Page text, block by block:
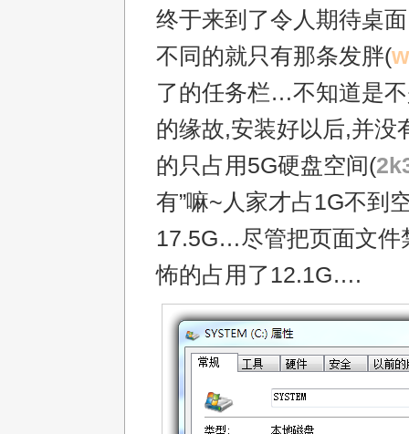
终于来到了令人期待桌
不同的就只有那条发胖(
了的任务栏…不知道是
的缘故,安装好以后,并没
的只占用5G硬盘空间(
有”嘛~人家才占1G不到
17.5G…尽管把页面文件
怖的占用了12.1G….